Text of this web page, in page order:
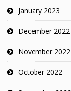
January 2023
December 2022
November 2022
October 2022